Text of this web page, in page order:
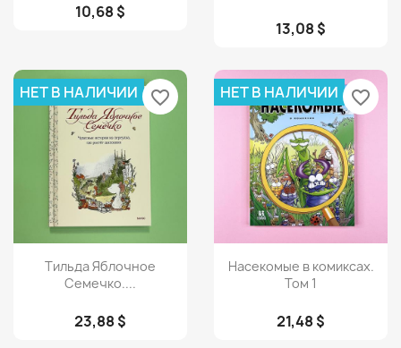
10,68 $
13,08 $
Просмотр
Тильда Яблочное
Семечко....
23,88 $
НЕТ В НАЛИЧИИ favorite_border
Просмотр
Насекомые в комиксах.
Том 1
21,48 $
НЕТ В НАЛИЧИИ favorite_border